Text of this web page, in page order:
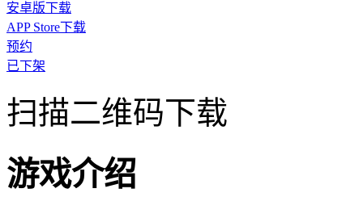
安卓版下载
APP Store下载
预约
已下架
扫描二维码下载
游戏介绍